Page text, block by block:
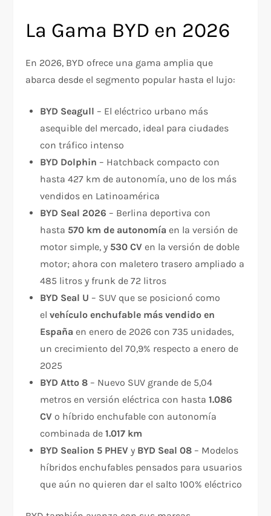
La Gama BYD en 2026
En 2026, BYD ofrece una gama amplia que
abarca desde el segmento popular hasta el lujo:
BYD Seagull – El eléctrico urbano más
asequible del mercado, ideal para ciudades
con tráfico intenso
BYD Dolphin – Hatchback compacto con
hasta 427 km de autonomía, uno de los más
vendidos en Latinoamérica
BYD Seal 2026 – Berlina deportiva con
hasta 570 km de autonomía en la versión de
motor simple, y 530 CV en la versión de doble
motor; ahora con maletero trasero ampliado a
485 litros y frunk de 72 litros
BYD Seal U – SUV que se posicionó como
elvehículo enchufable más vendido en
España en enero de 2026 con 735 unidades,
un crecimiento del 70,9% respecto a enero de
2025
BYD Atto 8 – Nuevo SUV grande de 5,04
metros en versión eléctrica con hasta1.086
CV o híbrido enchufable con autonomía
combinada de1.017 km
BYD Sealion 5 PHEV y BYD Seal 08 – Modelos
híbridos enchufables pensados para usuarios
que aún no quieren dar el salto 100% eléctrico